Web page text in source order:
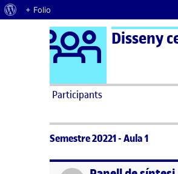
Quant al WordPress
+ Folio
Saltar al contingut Logo Ágora
Disseny
Participants
Semestre 20221 - Aula 1